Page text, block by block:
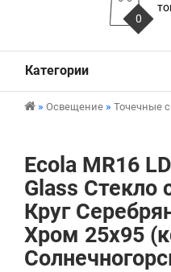
0
Категории
Освещение Точечные
Ecola MR16
Glass Стекло
Круг
Хром 25x95